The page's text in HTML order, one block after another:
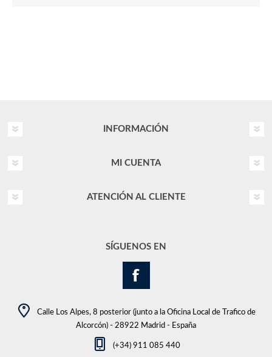
INFORMACIÓN
MI CUENTA
ATENCIÓN AL CLIENTE
SÍGUENOS EN
Calle Los Alpes, 8 posterior (junto a la Oficina Local de Trafico de
Alcorcón) - 28922 Madrid - España
(+34) 911 085 440